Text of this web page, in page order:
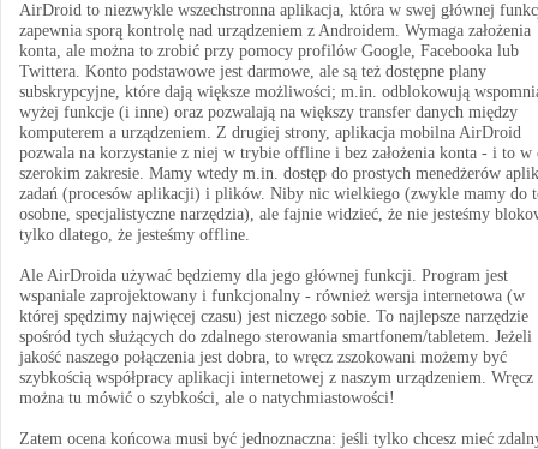
AirDroid to niezwykle wszechstronna aplikacja, która w swej głównej
zapewnia sporą kontrolę nad urządzeniem z Androidem. Wymaga założenia
konta, ale można to zrobić przy pomocy profilów Google, Facebooka lub
Twittera. Konto podstawowe jest darmowe, ale są też dostępne plany
subskrypcyjne, które dają większe możliwości; m.in. odblokowują
wyżej funkcje (i inne) oraz pozwalają na większy transfer danych między
komputerem a urządzeniem. Z drugiej strony, aplikacja mobilna AirDroid
pozwala na korzystanie z niej w trybie offline i bez założenia konta - i to w
szerokim zakresie. Mamy wtedy m.in. dostęp do prostych menedżerów
zadań (procesów aplikacji) i plików. Niby nic wielkiego (zwykle mamy do
osobne, specjalistyczne narzędzia), ale fajnie widzieć, że nie jesteśmy
tylko dlatego, że jesteśmy offline.
Ale AirDroida używać będziemy dla jego głównej funkcji. Program jest
wspaniale zaprojektowany i funkcjonalny - również wersja internetowa (w
której spędzimy najwięcej czasu) jest niczego sobie. To najlepsze narzędzie
spośród tych służących do zdalnego sterowania smartfonem/tabletem. Jeżeli
jakość naszego połączenia jest dobra, to wręcz zszokowani możemy być
szybkością współpracy aplikacji internetowej z naszym urządzeniem. Wręcz
można tu mówić o szybkości, ale o natychmiastowości!
Zatem ocena końcowa musi być jednoznaczna: jeśli tylko chcesz mieć